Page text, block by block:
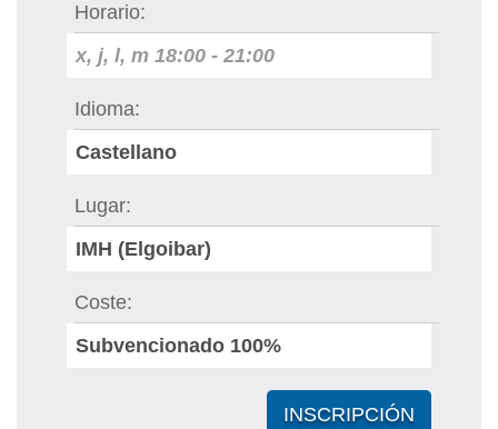
Horario
x, j, l, m 18:00 - 21:00
Idioma
Castellano
Lugar
IMH (Elgoibar)
Coste
Subvencionado 100%
INSCRIPCIÓN